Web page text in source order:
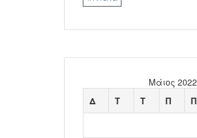
Μάιος 2022
Δ
Τ Τ Π Π